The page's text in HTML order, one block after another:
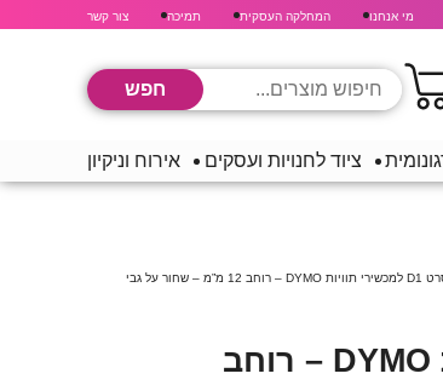
מי אנחנו המחלקה העסקית תמיכה צור קשר
ציוד לחנויות ועסקים אירוח וניקיון
סרט D1 למכשירי תוויות DYMO – רוחב 12 מ”מ – שחור על גבי
סרט D1 למכשירי תוויות DYMO – רוחב